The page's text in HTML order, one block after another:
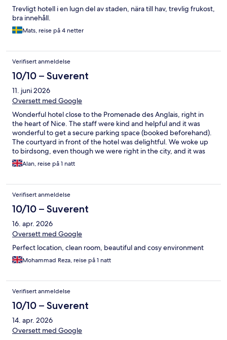
Trevligt hotell i en lugn del av staden, nära till hav, trevlig frukost,
bra innehåll.
Mats, reise på 4 netter
Verifisert anmeldelse
10/10 – Suverent
11. juni 2026
Oversett med Google
Wonderful hotel close to the Promenade des Anglais, right in
the heart of Nice. The staff were kind and helpful and it was
wonderful to get a secure parking space (booked beforehand).
The courtyard in front of the hotel was delightful. We woke up
to birdsong, even though we were right in the city, and it was
lovely to be able to eat the very excellent breakfast outdoors.
Our room was comfortable and well-equipped. We would
Alan, reise på 1 natt
Verifisert anmeldelse
10/10 – Suverent
16. apr. 2026
Oversett med Google
Perfect location, clean room, beautiful and cosy environment
Mohammad Reza, reise på 1 natt
Verifisert anmeldelse
10/10 – Suverent
14. apr. 2026
Oversett med Google